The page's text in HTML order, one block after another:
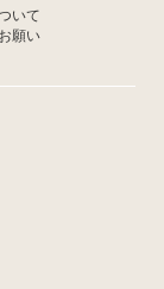
いて
願い